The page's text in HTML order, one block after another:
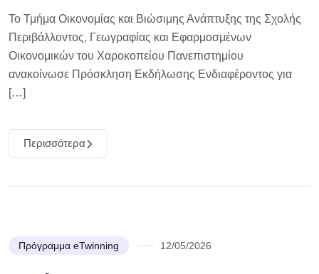
Το Τμήμα Οικονομίας και Βιώσιμης Ανάπτυξης της Σχολής
Περιβάλλοντος, Γεωγραφίας και Εφαρμοσμένων
Οικονομικών του Χαροκοπείου Πανεπιστημίου
ανακοίνωσε Πρόσκληση Εκδήλωσης Ενδιαφέροντος για
[…]
Περισσότερα
Πρόγραμμα eTwinning 12/05/2026